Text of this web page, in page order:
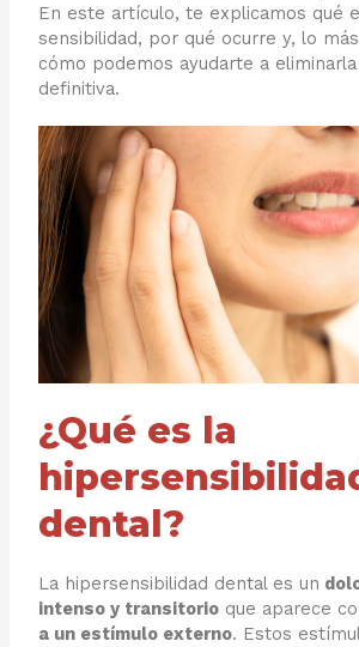
En este artículo, te explicamos qué
sensibilidad, por qué ocurre y, lo
cómo podemos ayudarte a
definitiva.
¿Qué es la
dental?
La hipersensibilidad dental es un
intenso y transitorio que aparece
a un estímulo externo. Estos